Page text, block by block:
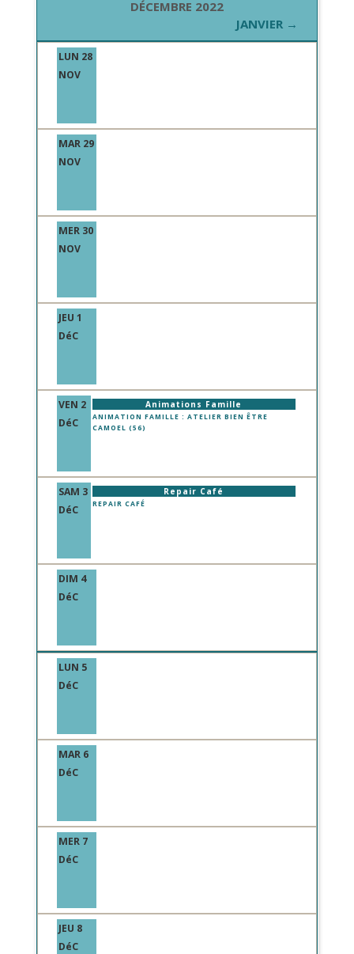
DÉCEMBRE 2022
JANVIER →
LUN 28
NOV
MAR 29
NOV
MER 30
NOV
JEU 1
DéC
VEN 2
DéC
Animations Famille
ANIMATION FAMILLE : ATELIER BIEN ÊTRE
CAMOEL (56)
SAM 3
DéC
Repair Café
REPAIR CAFÉ
DIM 4
DéC
LUN 5
DéC
MAR 6
DéC
MER 7
DéC
JEU 8
DéC